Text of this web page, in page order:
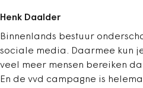
Henk Daalder
Binnenlands bestuur
sociale media. Daarmee kun
veel meer mensen bereiken
En de vvd campagne is